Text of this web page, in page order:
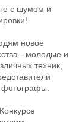
с шумом и
новое
- молодые и
техник,
фотографы.